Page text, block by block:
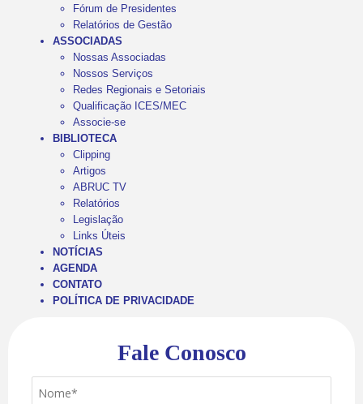
Fórum de Presidentes
Relatórios de Gestão
ASSOCIADAS
Nossas Associadas
Nossos Serviços
Redes Regionais e Setoriais
Qualificação ICES/MEC
Associe-se
BIBLIOTECA
Clipping
Artigos
ABRUC TV
Relatórios
Legislação
Links Úteis
NOTÍCIAS
AGENDA
CONTATO
POLÍTICA DE PRIVACIDADE
Fale Conosco